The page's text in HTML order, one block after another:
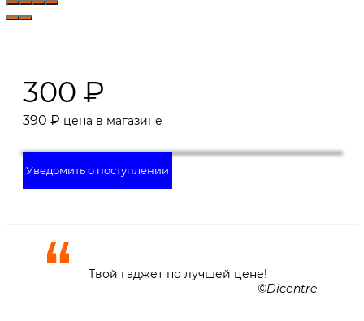
300 ₽
390 ₽ цена в магазине
Уведомить о поступлении
Твой гаджет по лучшей цене!
Dicentre